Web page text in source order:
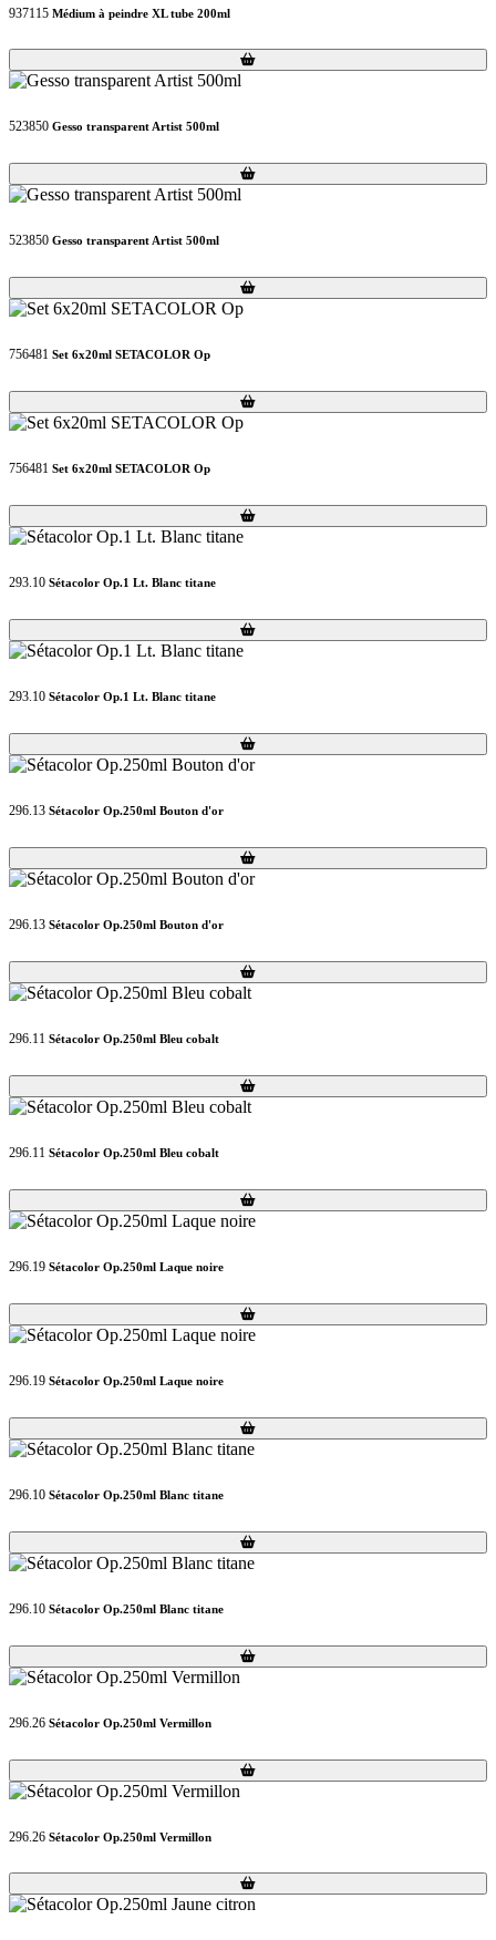
937115 Médium à peindre XL tube 200ml
Loading...
Loading...
523850 Gesso transparent Artist 500ml
Loading...
Loading...
523850 Gesso transparent Artist 500ml
Loading...
Loading...
756481 Set 6x20ml SETACOLOR Op
Loading...
Loading...
756481 Set 6x20ml SETACOLOR Op
Loading...
Loading...
293.10 Sétacolor Op.1 Lt. Blanc titane
Loading...
Loading...
293.10 Sétacolor Op.1 Lt. Blanc titane
Loading...
Loading...
296.13 Sétacolor Op.250ml Bouton d'or
Loading...
Loading...
296.13 Sétacolor Op.250ml Bouton d'or
Loading...
Loading...
296.11 Sétacolor Op.250ml Bleu cobalt
Loading...
Loading...
296.11 Sétacolor Op.250ml Bleu cobalt
Loading...
Loading...
296.19 Sétacolor Op.250ml Laque noire
Loading...
Loading...
296.19 Sétacolor Op.250ml Laque noire
Loading...
Loading...
296.10 Sétacolor Op.250ml Blanc titane
Loading...
Loading...
296.10 Sétacolor Op.250ml Blanc titane
Loading...
Loading...
296.26 Sétacolor Op.250ml Vermillon
Loading...
Loading...
296.26 Sétacolor Op.250ml Vermillon
Loading...
Loading...